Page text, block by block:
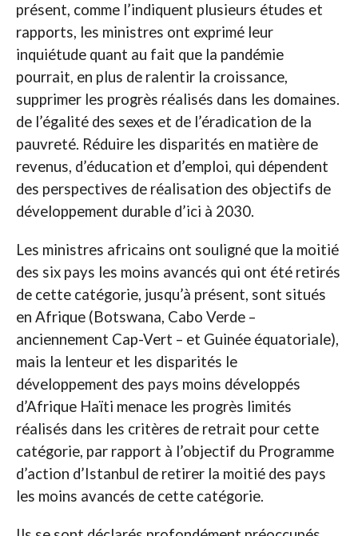
présent, comme l’indiquent plusieurs études et
rapports, les ministres ont exprimé leur
inquiétude quant au fait que la pandémie
pourrait, en plus de ralentir la croissance,
supprimer les progrès réalisés dans les domaines.
de l’égalité des sexes et de l’éradication de la
pauvreté. Réduire les disparités en matière de
revenus, d’éducation et d’emploi, qui dépendent
des perspectives de réalisation des objectifs de
développement durable d’ici à 2030.
Les ministres africains ont souligné que la moitié
des six pays les moins avancés qui ont été retirés
de cette catégorie, jusqu’à présent, sont situés
en Afrique (Botswana, Cabo Verde –
anciennement Cap-Vert – et Guinée équatoriale),
mais la lenteur et les disparités le
développement des pays moins développés
d’Afrique Haïti menace les progrès limités
réalisés dans les critères de retrait pour cette
catégorie, par rapport à l’objectif du Programme
d’action d’Istanbul de retirer la moitié des pays
les moins avancés de cette catégorie.